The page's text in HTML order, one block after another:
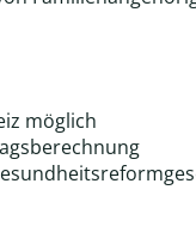
möglich